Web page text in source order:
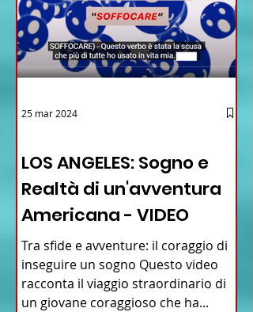
LOS ANGELES: Sogno e
Realtà di un'avventura
Americana - VIDEO
Tra sfide e avventure: il coraggio di
inseguire un sogno Questo video
racconta il viaggio straordinario di
un giovane coraggioso che ha...
25 mar 2024